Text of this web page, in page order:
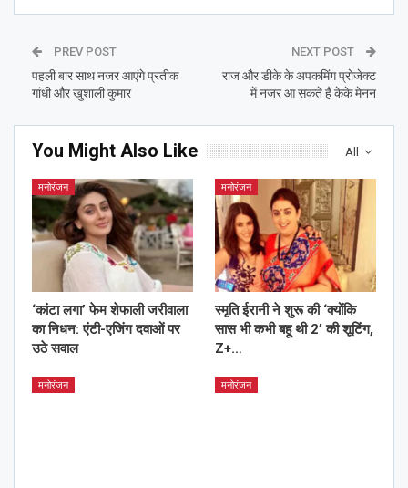
PREV POST
पहली बार साथ नजर आएंगे प्रतीक
गांधी और खुशाली कुमार
NEXT POST
राज और डीके के अपकमिंग प्रोजेक्ट
में नजर आ सकते हैं केके मेनन
All
You Might Also Like
मनोरंजन
‘कांटा लगा’ फेम शेफाली जरीवाला
का निधन: एंटी-एजिंग दवाओं पर
उठे सवाल
मनोरंजन
स्मृति ईरानी ने शुरू की ‘क्योंकि
सास भी कभी बहू थी 2’ की शूटिंग,
Z+…
मनोरंजन मनोरंजन